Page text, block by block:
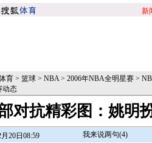
新
育 > 篮球 > NBA> 2006年NBA全明星赛 >
动态
对抗精彩图：姚明
20日08:59 我来说两句(4)